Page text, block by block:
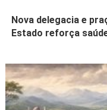
Nova delegacia e
Estado reforça